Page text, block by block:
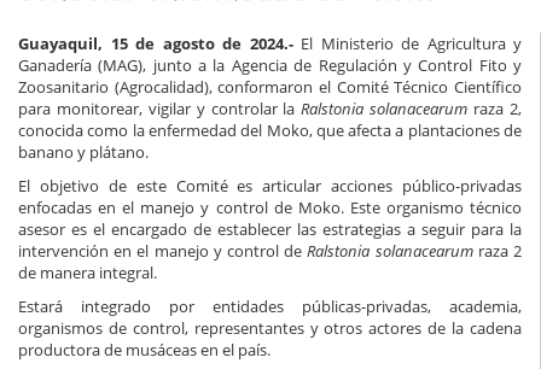
Guayaquil, 15 de agosto de 2024.-El Ministerio de Agricultura y
Ganadería (MAG), junto a la Agencia de Regulación y Control Fito y
Zoosanitario (Agrocalidad), conformaron el Comité Técnico Científico
para monitorear, vigilar y controlar laRalstonia solanacearum raza 2,
conocida como la enfermedad del Moko, que afecta a plantaciones de
banano y plátano.
El objetivo de este Comité es articular acciones público-privadas
enfocadas en el manejo y control de Moko. Este organismo técnico
asesor es el encargado de establecer las estrategias a seguir para la
intervención en el manejo y control deRalstonia solanacearumraza 2
de manera integral.
Estará integrado por entidades públicas-privadas, academia,
organismos de control, representantes y otros actores de la cadena
productora de musáceas en el país.